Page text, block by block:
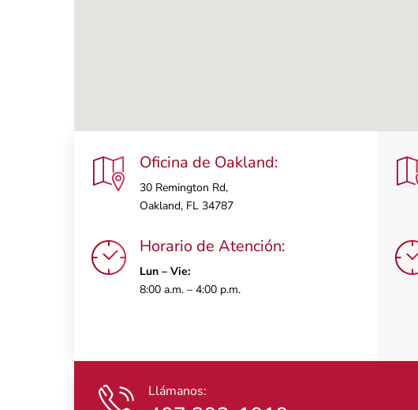
Oficina de Oakland:
30 Remington Rd,
Oakland, FL 34787
Horario de Atención:
Lun – Vie:
8:00 a.m. – 4:00 p.m.
Llámanos: